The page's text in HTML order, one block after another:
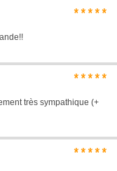
*****
*****
très sympathique (+
*****